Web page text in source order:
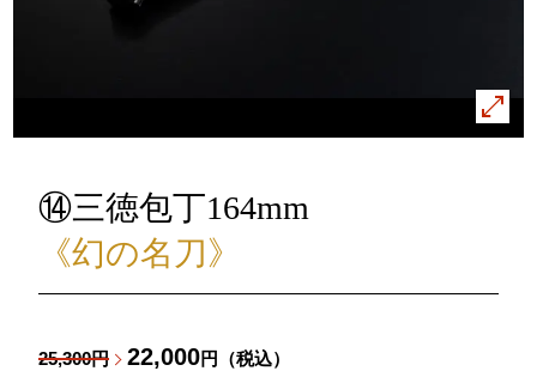
⑭三徳包丁164mm
《幻の名刀》
25,300円 22,000円（税込）